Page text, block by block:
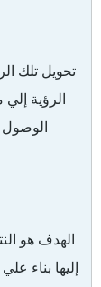
تحويل تلك
الرؤية
الهدف هو
إليها بناء